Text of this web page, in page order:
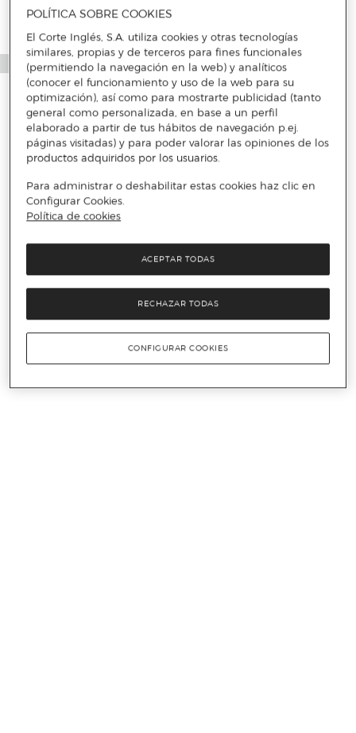
POLÍTICA SOBRE COOKIES
El Corte Inglés, S.A. utiliza cookies y otras tecnologías
similares, propias y de terceros para fines funcionales
(permitiendo la navegación en la web) y analíticos
(conocer el funcionamiento y uso de la web para su
optimización), así como para mostrarte publicidad (tanto
general como personalizada, en base a un perfil
elaborado a partir de tus hábitos de navegación p.ej.
páginas visitadas) y para poder valorar las opiniones de los
productos adquiridos por los usuarios.
Para administrar o deshabilitar estas cookies haz clic en
Configurar Cookies.
Política de cookies
RECHAZAR TODAS
ACEPTAR TODAS
CONFIGURAR COOKIES